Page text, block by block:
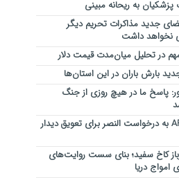
پزشکیان به ریحانه مبینی
جدید مذاکرات تحریم دیگر
نخواهد داشت
در تحلیل میان‌مدت قیمت دلار
بارش باران در این استان‌ها
پاسخ ما در هیچ روزی از جنگ
واکنش AFC به درخواست النصر برای تعویق دیدار
کاخ سفید؛ بنای سست روایت‌های
امواج دریا